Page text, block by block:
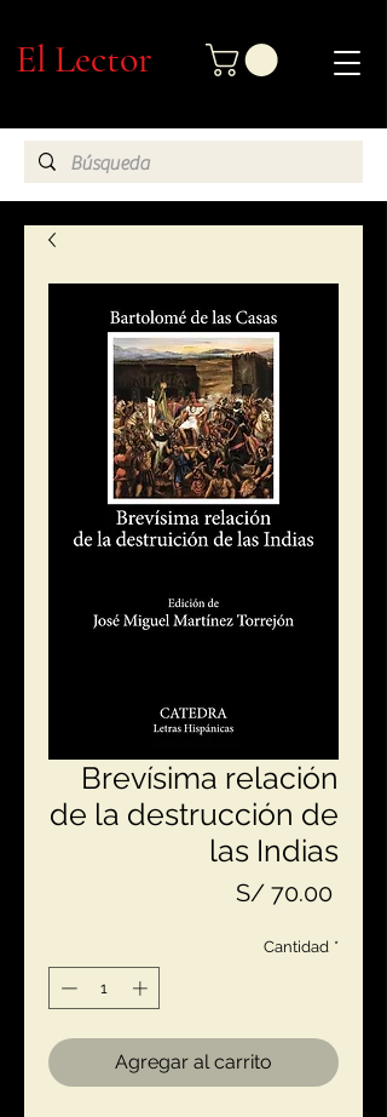
El Lector
Brevísima relación
de la destrucción de
las Indias
S/ 70.00Precio
Cantidad *
Agregar al carrito